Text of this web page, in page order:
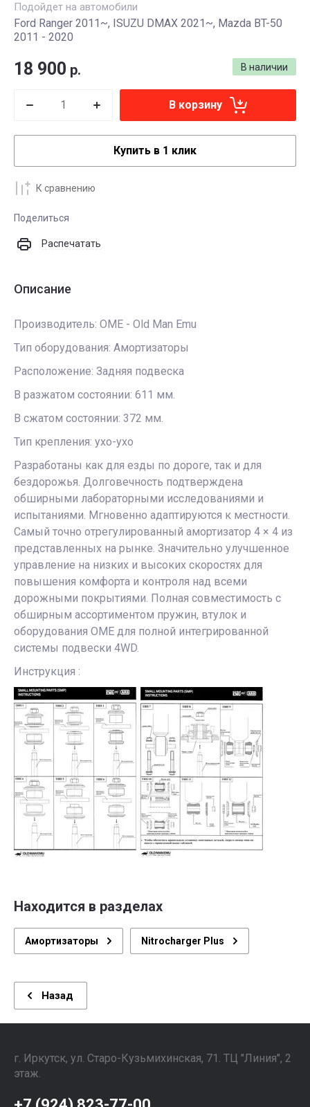
Подойдет на автомобили
Ford Ranger 2011~, ISUZU DMAX 2021~, Mazda BT-50
2011 - 2020
В наличии
18 900 р.
В корзину
Купить в 1 клик
К сравнению
Поделиться
Распечатать
Описание
Производитель: OME - Old Man Emu
Тип оборудования: Амортизаторы
Расположение: Задняя подвеска
В разжатом состоянии: 611 мм.
В сжатом состоянии: 372 мм.
Тип крепления: ухо-ухо
Разработаны как для езды по дороге, так и для
бездорожья. Долговечность подтверждена
обширными лабораторными исследованиями и
испытаниями. Мгновенно адаптируются к местности.
Самый точно отрегулированный амортизатор 4 × 4 из
представленных на рынке. Значительно улучшенное
управление на низких и высоких скоростях для
повышения комфорта и контроля над всеми
дорожными покрытиями. Полная совместимость с
обширным ассортиментом пружин, втулок и
оборудования OME для полной интегрированной
системы подвески 4WD.
Инструкция :
Находится в разделах
Амортизаторы Nitrocharger Plus
Назад
г. Иркутск, ул. ​Старо-Кузьмихинская, 71. ТЦ "Линия", 2
этаж. ⠀⠀⠀⠀⠀⠀⠀⠀⠀⠀